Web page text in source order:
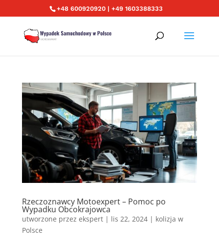
+48 600920920 | +49 1603388333
Rzeczoznawcy Motoexpert – Pomoc po
Wypadku Obcokrajowca
utworzone przez ekspert| lis 22, 2024| kolizja w
Polsce